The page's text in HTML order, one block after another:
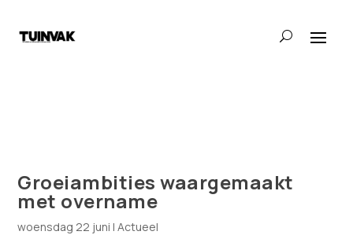
Groeiambities waargemaakt
met overname
woensdag 22 juni |Actueel